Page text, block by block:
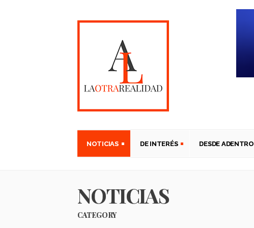
NOTICIAS DE INTERÉS DESDE ADENTRO
NOTICIAS
CATEGORY